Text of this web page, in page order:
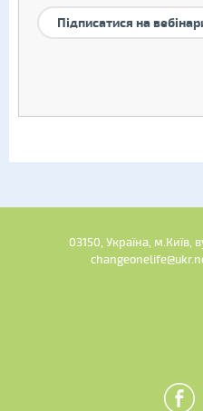
Підписатися на
03150, Україна, м.Київ,